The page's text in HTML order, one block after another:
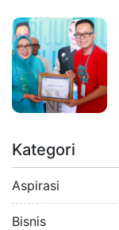
Kategori
Aspirasi
Bisnis